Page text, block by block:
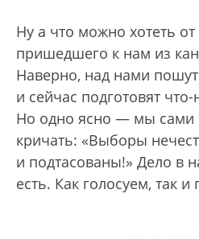
Ну а что можно хотеть
пришедшего к нам из
Наверно, над нами
и сейчас подготовят
Но одно ясно — мы сами
кричать: «Выборы
и подтасованы!» Дело в
есть. Как голосуем, так и